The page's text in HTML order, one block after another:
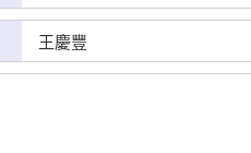
王慶豐